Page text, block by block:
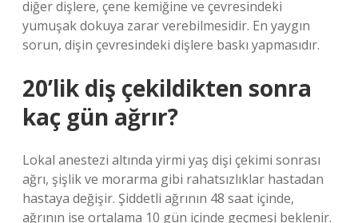
diğer dişlere, çene kemiğine ve çevresindeki
yumuşak dokuya zarar verebilmesidir. En yaygın
sorun, dişin çevresindeki dişlere baskı yapmasıdır.
20’lik diş çekildikten sonra
kaç gün ağrır?
Lokal anestezi altında yirmi yaş dişi çekimi sonrası
ağrı, şişlik ve morarma gibi rahatsızlıklar hastadan
hastaya değişir. Şiddetli ağrının 48 saat içinde,
ağrının ise ortalama 10 gün içinde geçmesi beklenir.